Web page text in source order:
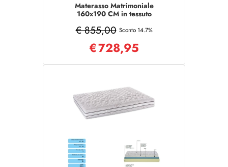
Materasso Matrimoniale
160x190 CM in tessuto
€ 855,00 Sconto 14.7%
€728,95